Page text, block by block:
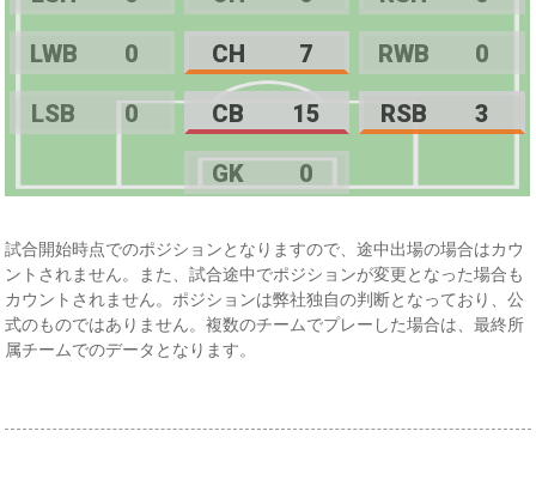
LWB 0 CH 7 RWB 0
LSB 0 CB 15 RSB 3
GK 0
試合開始時点でのポジションとなりますので、途中出場の場合はカウ
ントされません。また、試合途中でポジションが変更となった場合も
カウントされません。ポジションは弊社独自の判断となっており、公
式のものではありません。複数のチームでプレーした場合は、最終所
属チームでのデータとなります。